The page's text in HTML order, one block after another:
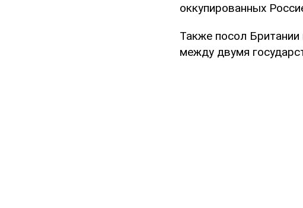
оккупированных
Также посол Британии
между двумя